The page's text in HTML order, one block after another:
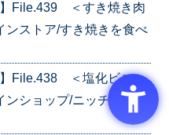
】File.439 ＜すき焼き肉
ンストア/すき焼きを食べ
】File.438 ＜塩化ビニー
ショップ/ニッチ商品を